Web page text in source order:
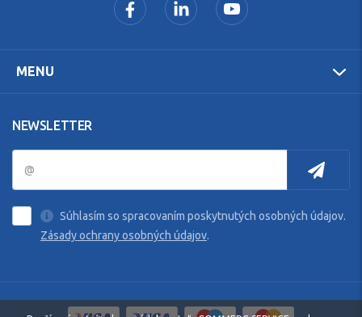
MENU
NEWSLETTER
Súhlasím so spracovaním poskytnutých osobných údajov.
Zásady ochrany osobných údajov.